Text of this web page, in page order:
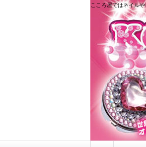
こころ屋ではネイル